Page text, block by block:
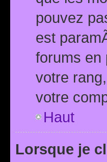
pouvez
est
forums en
votre
votre
Haut
Lorsque je